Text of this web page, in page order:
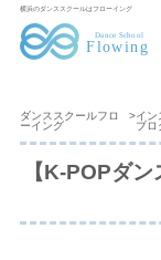
横浜のダンススクールはフローイング
ダンススクールフロ
ーイング
>イン
ブロ
【K-POPダ